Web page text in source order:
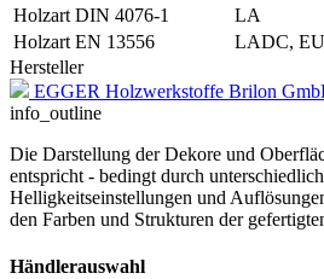
Holzart DIN 4076-1
LA
Holzart EN 13556
LADC, EU
Hersteller
EGGER Holzwerkstoffe Brilon
info_outline
Die Darstellung der Dekore und
entspricht - bedingt durch
Helligkeitseinstellungen und
den Farben und Strukturen der
Händlerauswahl